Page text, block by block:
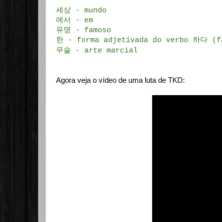
세상 - mundo
에서 - em
유명 - famoso
한 - forma adjetivada do verbo 하다
무술 - arte marcial
Agora veja o vídeo de uma luta de TKD: